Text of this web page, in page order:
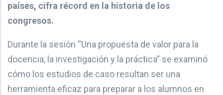
países, cifra récord en la historia de los
congresos.
Durante la sesión “Una propuesta de valor para la
docencia, la investigación y la práctica” se examinó
cómo los estudios de caso resultan ser una
herramienta eficaz para preparar a los alumnos en